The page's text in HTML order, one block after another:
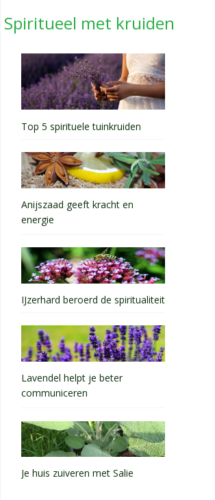
Spiritueel met kruiden
Top 5 spirituele tuinkruiden
Anijszaad geeft kracht en
energie
IJzerhard beroerd de spiritualiteit
Lavendel helpt je beter
communiceren
Je huis zuiveren met Salie